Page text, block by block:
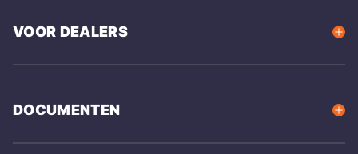
VOOR DEALERS
DOCUMENTEN